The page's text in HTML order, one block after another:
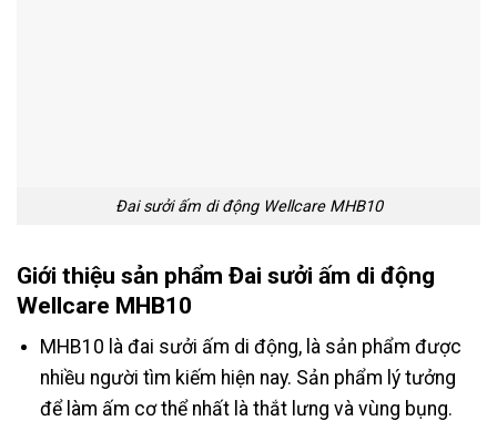
Đai sưởi ấm di động Wellcare MHB10
Giới thiệu sản phẩm Đai sưởi ấm di động
Wellcare MHB10
MHB10 là đai sưởi ấm di động, là sản phẩm được
nhiều người tìm kiếm hiện nay. Sản phẩm lý tưởng
để làm ấm cơ thể nhất là thắt lưng và vùng bụng.